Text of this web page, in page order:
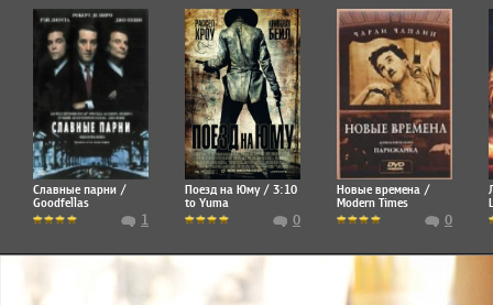
Славные парни /
Goodfellas
1
Поезд на Юму / 3:10
to Yuma
0
Новые времена /
Modern Times
0